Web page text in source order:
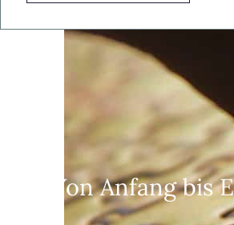
Von Anfang bis